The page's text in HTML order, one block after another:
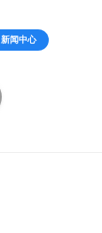
新闻中心